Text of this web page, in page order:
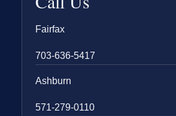
Fairfax
703-636-5417
Ashburn
571-279-0110